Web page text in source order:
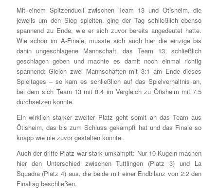
Mit einem Spitzenduell zwischen Team 13 und Ötisheim, die
jeweils um den Sieg spielten, ging der Tag schließlich ebenso
spannend zu Ende, wie er sich zuvor bereits angedeutet hatte.
Wie schon im A-Finale, musste sich auch hier die einzige bis
dahin ungeschlagene Mannschaft, das Team 13, schließlich
geschlagen geben und machte es damit noch einmal richtig
spannend: Gleich zwei Mannschaften mit 3:1 am Ende dieses
Spieltages – so kam es schließlich auf das Spielverhältnis an,
bei dem sich Team 13 mit 8:4 im Vergleich zu Ötisheim mit 7:5
durchsetzen konnte.
Ein wirklich starker zweiter Platz geht somit an das Team aus
Ötisheim, das bis zum Schluss gekämpft hat und das Finale so
knapp wie nie zuvor gestalten konnte.
Auch der dritte Platz war stark umkämpft: Nur 10 Kugeln machen
hier den Unterschied zwischen Tuttlingen (Platz 3) und La
Squadra (Platz 4) aus, die beide mit einer Endbilanz von 2:2 den
Finaltag beschließen.